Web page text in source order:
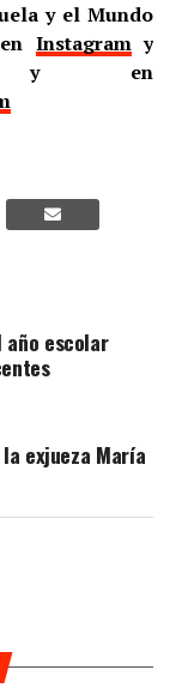
y el Mundo
Instagramy
en
escolar
exjueza María